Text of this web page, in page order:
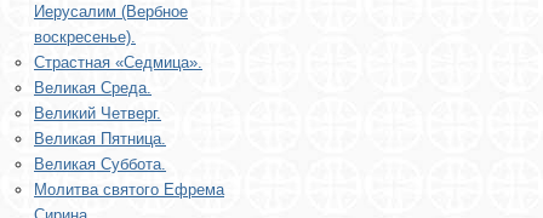
Иерусалим (Вербное
воскресенье).
Страстная «Седмица».
Великая Среда.
Великий Четверг.
Великая Пятница.
Великая Суббота.
Молитва святого Ефрема